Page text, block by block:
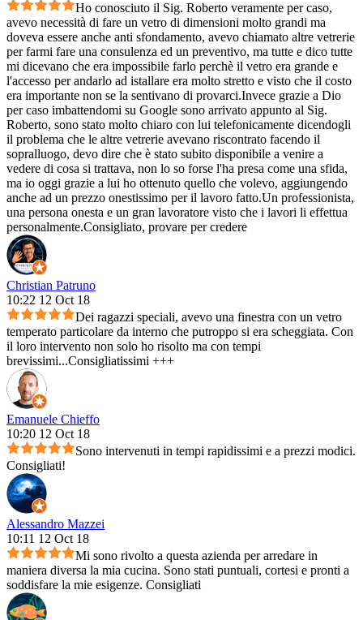
Ho conosciuto il Sig. Roberto veramente per caso,
avevo necessità di fare un vetro di dimensioni molto grandi ma
doveva essere anche anti sfondamento, avevo chiamato altre vetrerie
per farmi fare una consulenza ed un preventivo, ma tutte e dico tutte
mi dicevano che era impossibile farlo perchè il vetro era grande e
l'accesso per andarlo ad istallare era molto stretto e visto che il costo
era importante non se la sentivano di provarci.Invece grazie a Dio
per caso imbattendomi su Google sono arrivato appunto al Sig.
Roberto, sono stato molto chiaro con lui telefonicamente dicendogli
il problema che le altre vetrerie avevano riscontrato facendo il
sopralluogo, devo dire che è stato subito disponibile a venire a
vedere di cosa si trattava, non lo so forse l'ha presa come una sfida,
ma io oggi grazie a lui ho ottenuto quello che volevo, aggiungendo
anche ad un prezzo onestissimo per il lavoro fatto.Un professionista,
una persona onesta e un gran lavoratore visto che i lavori li effettua
personalmente.Consigliato, provare per credere
Christian Patruno
10:22 12 Oct 18
Dei ragazzi speciali, avevo una finestra con un vetro
temperato particolare da interno che putroppo si era scheggiata. Con
il loro intervento non solo ho risolto ma con tempi
brevissimi...Consigliatissimi +++
Emanuele Chieffo
10:20 12 Oct 18
Sono intervenuti in tempi rapidissimi e a prezzi modici.
Consigliati!
Alessandro Mazzei
10:11 12 Oct 18
Mi sono rivolto a questa azienda per arredare in
maniera diversa la mia cucina. Sono stati puntuali, cortesi e pronti a
soddisfare la mie esigenze. Consigliati